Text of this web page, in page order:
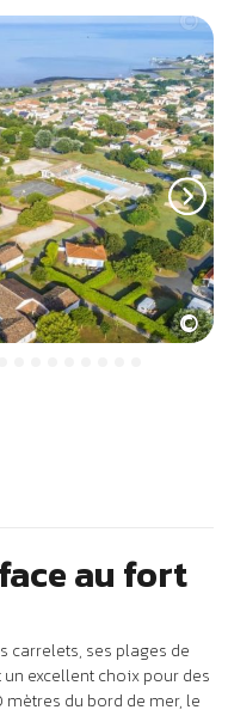
©
Next
au fort
carrelets, ses plages de
excellent choix pour des
du bord de mer, le
Ce
l’île de Ré et l’île
découvrir son port, ses
entre amis, réservez
et plongez dans un